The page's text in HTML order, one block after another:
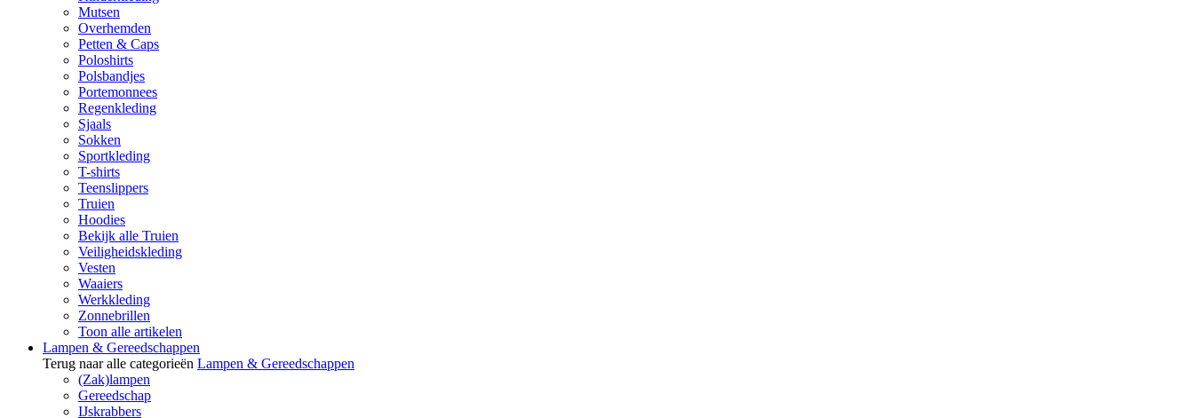
Mutsen
Overhemden
Petten & Caps
Poloshirts
Polsbandjes
Portemonnees
Regenkleding
Sjaals
Sokken
Sportkleding
T-shirts
Teenslippers
Truien
Hoodies
Bekijk alle Truien
Veiligheidskleding
Vesten
Waaiers
Werkkleding
Zonnebrillen
Toon alle artikelen
Lampen & Gereedschappen
Terug naar alle categorieën Lampen & Gereedschappen
(Zak)lampen
Gereedschap
IJskrabbers